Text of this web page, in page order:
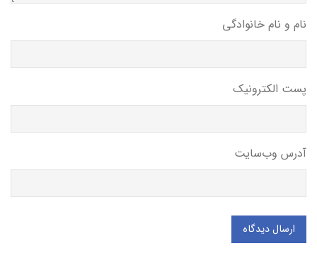
نام و نام خانوادگی
پست الکترونیک
آدرس وب‌سایت
ارسال دیدگاه